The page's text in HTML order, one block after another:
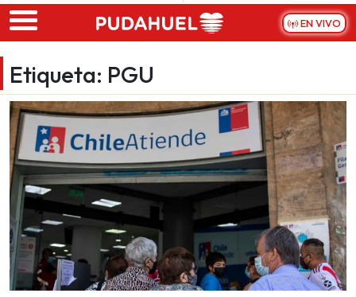
Skip to main content
EN VIVO
Etiqueta: PGU